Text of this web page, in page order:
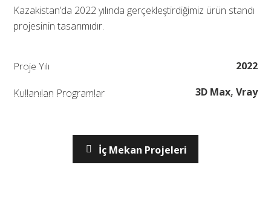
Kazakistan’da 2022 yılında gerçekleştirdiğimiz ürün standı
projesinin tasarımıdır.
Proje Yılı 2022
Kullanılan Programlar 3D Max, Vray
İç Mekan Projeleri